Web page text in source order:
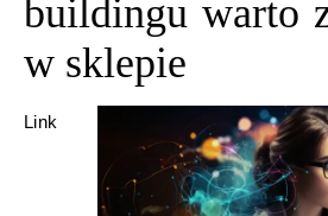
buildingu warto
w sklepie
Link